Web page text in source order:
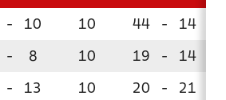
- 10 10 44 - 14
- 8 10 19 - 14
- 13 10 20 - 21